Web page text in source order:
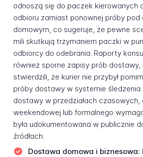
odnoszą się do paczek kierowanych
odbioru zamiast ponownej próby pod
domowym, co sugeruje, że pewne
mili skutkują trzymaniem paczki w
odbiorcy do odebrania. Raporty
również sporne zapisy prób
stwierdzili, że kurier nie przybył
próby dostawy w systemie
dostawy w przedziałach
weekendowej lub formalnego
była udokumentowana w publicznie
źródłach.
Dostawa domowa i biznesowa: